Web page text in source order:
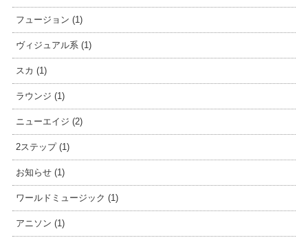
フュージョン (1)
ヴィジュアル系 (1)
スカ (1)
ラウンジ (1)
ニューエイジ (2)
2ステップ (1)
お知らせ (1)
ワールドミュージック (1)
アニソン (1)